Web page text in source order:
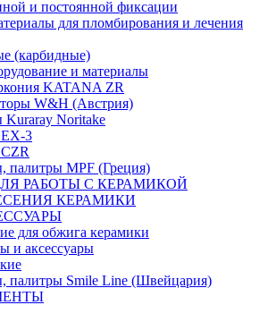
и постоянной фиксации
для пломбирования и лечения
(карбидные)
и материалы
KATANA ZR
W&H (Австрия)
Kuraray Noritake
EX-3
палитры MPF (Греция)
РАБОТЫ С КЕРАМИКОЙ
КЕРАМИКИ
для обжига керамики
и аксессуары
палитры Smile Line (Швейцария)